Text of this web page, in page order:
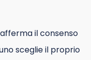
il consenso
sceglie il proprio